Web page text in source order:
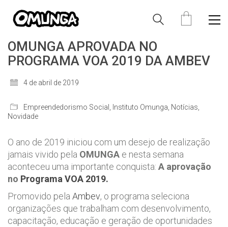
OMUNGA APROVADA NO
PROGRAMA VOA 2019 DA AMBEV
4 de abril de 2019
Empreendedorismo Social Instituto Omunga Notícias
Novidade
O ano de 2019 iniciou com um desejo de realização
jamais vivido pela OMUNGA e nesta semana
aconteceu uma importante conquista: A aprovação
no Programa VOA 2019.
Promovido pela Ambev, o programa seleciona
organizações que trabalham com desenvolvimento,
capacitação, educação e geração de oportunidades